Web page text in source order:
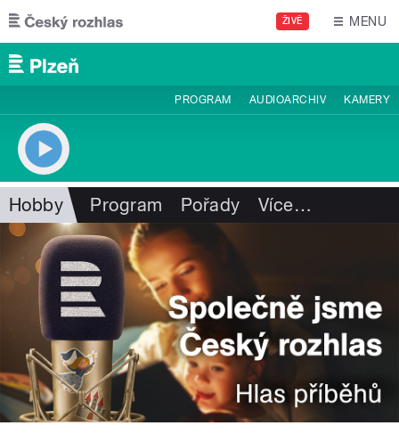
Přejít k hlavnímu obsahu
ŽIVĚ MENU
PROGRAM AUDIOARCHIV KAMERY
Hobby Program Pořady Více…